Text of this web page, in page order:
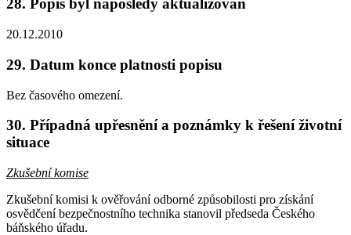
28. Popis byl naposledy aktualizován
20.12.2010
29. Datum konce platnosti popisu
Bez časového omezení.
30. Případná upřesnění a poznámky k řešení životní
situace
Zkušební komise
Zkušební komisi k ověřování odborné způsobilosti pro získání
osvědčení bezpečnostního technika stanovil předseda Českého
báňského úřadu.